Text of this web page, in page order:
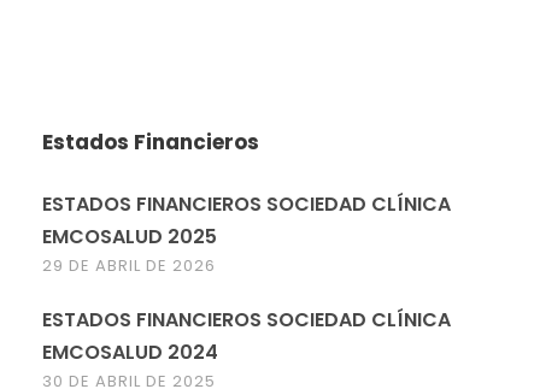
Estados Financieros
ESTADOS FINANCIEROS SOCIEDAD CLÍNICA
EMCOSALUD 2025
29 DE ABRIL DE 2026
ESTADOS FINANCIEROS SOCIEDAD CLÍNICA
EMCOSALUD 2024
30 DE ABRIL DE 2025